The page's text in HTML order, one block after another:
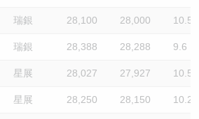
瑞銀 28,100 28,000 10.5
瑞銀 28,388 28,288 9.6
星展 28,027 27,927 10.5
星展 28,250 28,150 10.2